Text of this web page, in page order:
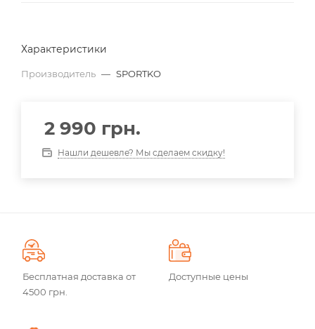
Характеристики
Производитель — SPORTKO
2 990 грн.
Нашли дешевле? Мы сделаем скидку!
Бесплатная доставка от
4500 грн.
Доступные цены